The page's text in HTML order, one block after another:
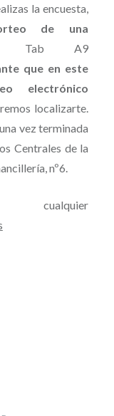
la encuesta,
de una
Tab A9
que en este
electrónico
localizarte.
vez terminada
Centrales de la
nº6.